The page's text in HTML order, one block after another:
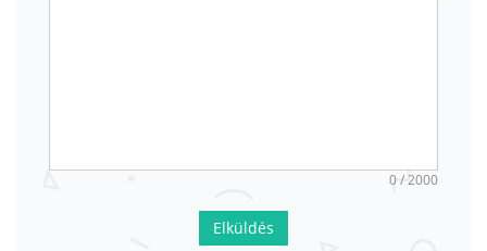
0 / 2000
Elküldés